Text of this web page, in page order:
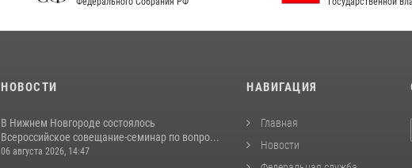
НОВОСТИ
В Нижнем Новгороде состоялось
Всероссийское совещание-семинар по вопро...
06 августа 2026, 14:47
НАВИГАЦИЯ
Главная
Новости